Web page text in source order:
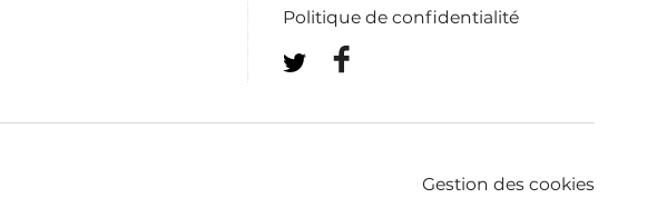
Politique de confidentialité
Gestion des cookies